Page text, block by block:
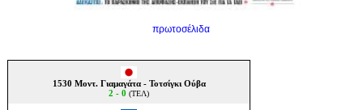
πρωτοσέλιδα